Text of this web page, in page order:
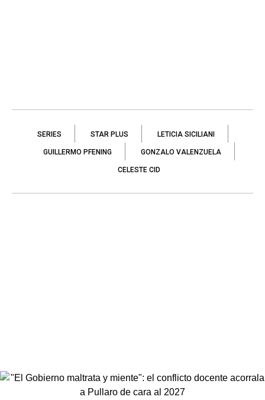
SERIES STAR PLUS LETICIA SICILIANI
GUILLERMO PFENING GONZALO VALENZUELA
CELESTE CID